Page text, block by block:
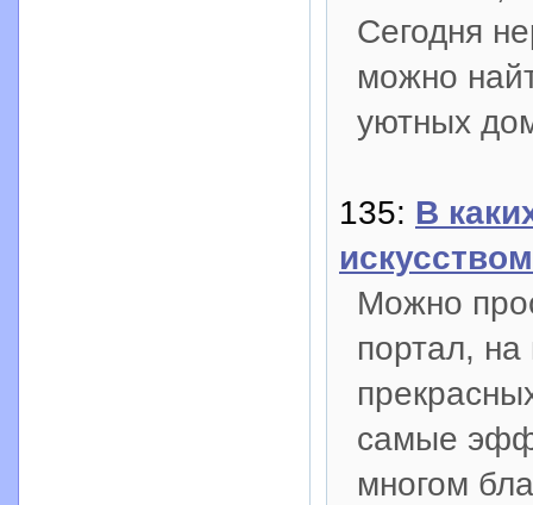
Сегодня
можно
уютных
135: В
искусством
Можно
портал,
самые
многом